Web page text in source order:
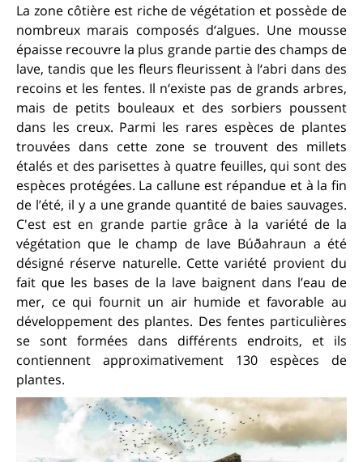
La zone côtière est riche de végétation et possède de
nombreux marais composés d‘algues. Une mousse
épaisse recouvre la plus grande partie des champs de
lave, tandis que les fleurs fleurissent à l‘abri dans des
recoins et les fentes. Il n‘existe pas de grands arbres,
mais de petits bouleaux et des sorbiers poussent
dans les creux. Parmi les rares espèces de plantes
trouvées dans cette zone se trouvent des millets
étalés et des parisettes à quatre feuilles, qui sont des
espèces protégées. La callune est répandue et à la fin
de l’été, il y a une grande quantité de baies sauvages.
C'est est en grande partie grâce à la variété de la
végétation que le champ de lave Búðahraun a été
désigné réserve naturelle. Cette variété provient du
fait que les bases de la lave baignent dans l’eau de
mer, ce qui fournit un air humide et favorable au
développement des plantes. Des fentes particulières
se sont formées dans différents endroits, et ils
contiennent approximativement 130 espèces de
plantes.